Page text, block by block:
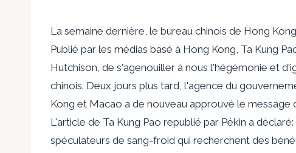
La semaine dernière, le bureau chinois de Hong
Publié par les médias basé à Hong Kong, Ta Kung
Hutchison, de s'agenouiller à nous l'hégémonie et
chinois. Deux jours plus tard, l'agence du
Kong et Macao a de nouveau approuvé le message
L'article de Ta Kung Pao republié par Pékin a
spéculateurs de sang-froid qui recherchent des